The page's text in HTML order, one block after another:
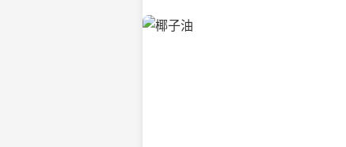
热带海滩上的椰子树